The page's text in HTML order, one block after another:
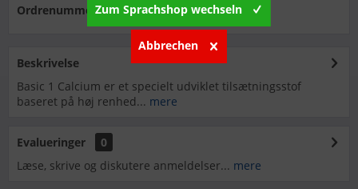
Ordrenummer: ARKA-BCAMD
Beskrivelse
Basic 1 Calcium er et specielt udviklet tilsætningsstof
baseret på høj renhed... mere
Evalueringer
0
Læse, skrive og diskutere anmeldelser... mere
Zum Sprachshop wechseln
Abbrechen